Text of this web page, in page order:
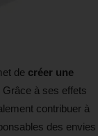
de créer une
Grâce à ses effets
contribuer à
des envies